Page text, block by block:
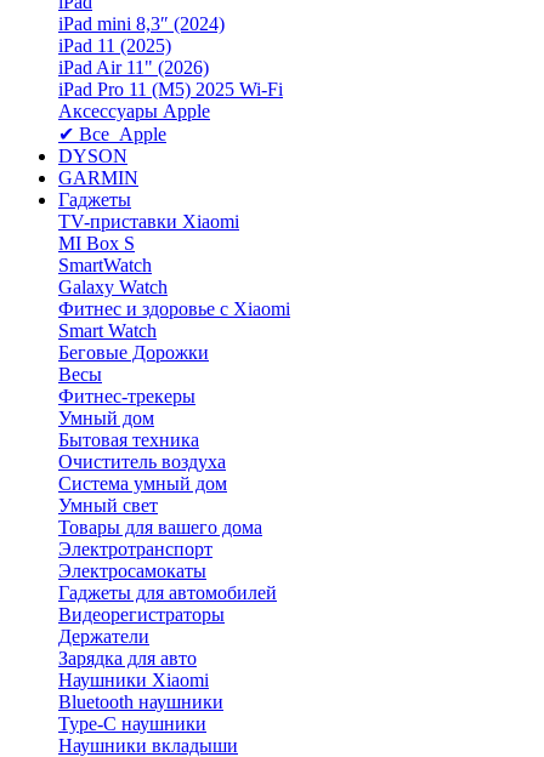
iPad mini 8,3″ (2024)
iPad 11 (2025)
iPad Air 11" (2026)
iPad Pro 11 (M5) 2025 Wi-Fi
Аксессуары Apple
✔ Все Apple
DYSON
GARMIN
Гаджеты
TV-приставки Xiaomi
MI Box S
SmartWatch
Galaxy Watch
Фитнес и здоровье с Xiaomi
Smart Watch
Беговые Дорожки
Весы
Фитнес-трекеры
Умный дом
Бытовая техника
Очиститель воздуха
Система умный дом
Умный свет
Товары для вашего дома
Электротранспорт
Электросамокаты
Гаджеты для автомобилей
Видеорегистраторы
Держатели
Зарядка для авто
Наушники Xiaomi
Bluetooth наушники
Type-C наушники
Наушники вкладыши